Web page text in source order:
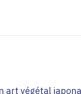
art végétal